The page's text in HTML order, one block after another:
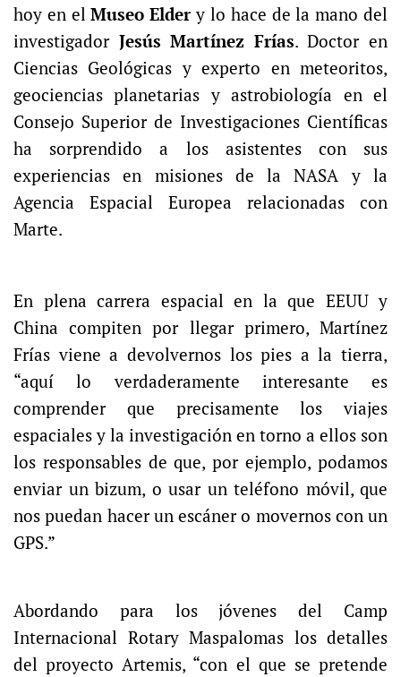
hoy en elMuseo Elder y lo hace de la mano del
investigador Jesús Martínez Frías. Doctor en
Ciencias Geológicas y experto en meteoritos,
geociencias planetarias y astrobiología en el
Consejo Superior de Investigaciones Científicas
ha sorprendido a los asistentes con sus
experiencias en misiones de la NASA y la
Agencia Espacial Europea relacionadas con
Marte.
En plena carrera espacial en la que EEUU y
China compiten por llegar primero, Martínez
Frías viene a devolvernos los pies a la tierra,
“aquí lo verdaderamente interesante es
comprender que precisamente los viajes
espaciales y la investigación en torno a ellos son
los responsables de que, por ejemplo, podamos
enviar un bizum, o usar un teléfono móvil, que
nos puedan hacer un escáner o movernos con un
GPS.”
Abordando para los jóvenes del Camp
Internacional Rotary Maspalomas los detalles
del proyecto Artemis, “con el que se pretende